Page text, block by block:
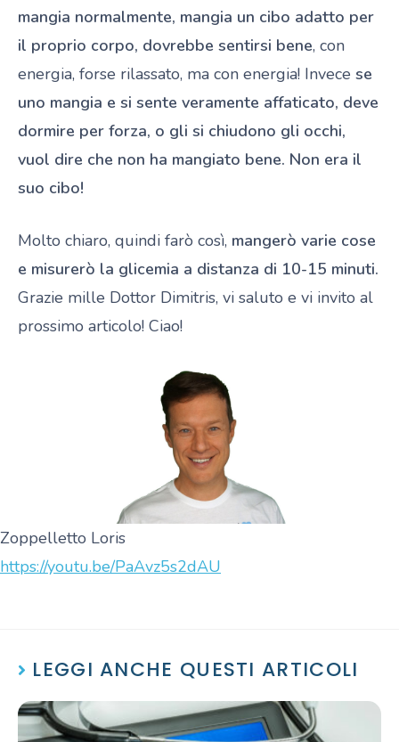
mangia normalmente, mangia un cibo adatto per
il proprio corpo, dovrebbe sentirsi bene, con
energia, forse rilassato, ma con energia! Invece se
uno mangia e si sente veramente affaticato, deve
dormire per forza, o gli si chiudono gli occhi,
vuol dire che non ha mangiato bene. Non era il
suo cibo!
Molto chiaro, quindi farò così, mangerò varie cose
e misurerò la glicemia a distanza di 10-15 minuti.
Grazie mille Dottor Dimitris, vi saluto e vi invito al
prossimo articolo! Ciao!
Zoppelletto Loris
https://youtu.be/PaAvz5s2dAU
LEGGI ANCHE QUESTI ARTICOLI